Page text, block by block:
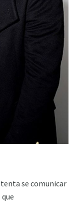
se comunicar